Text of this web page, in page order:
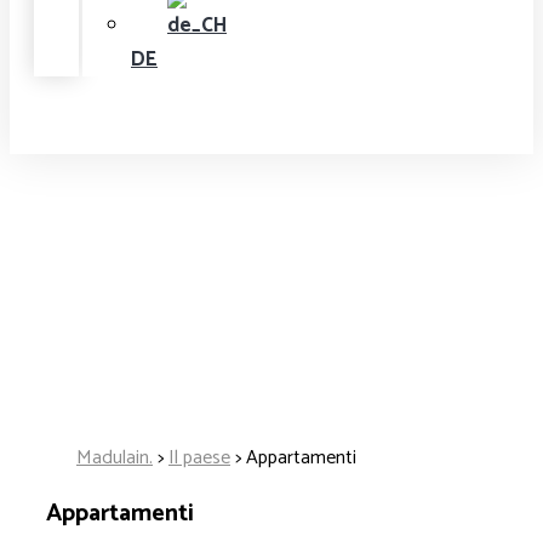
DE
Madulain.>Il paese>Appartamenti
Appartamenti